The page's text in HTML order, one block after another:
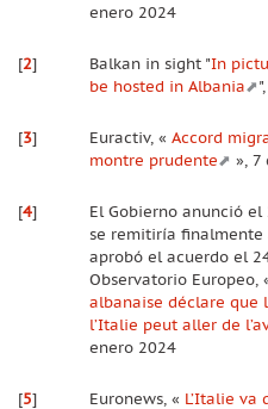
enero 2024
[2] Balkan in sight "In
be hosted in Albania
[3] Euractiv, « Accord
montre prudente
», 7
[4]
El Gobierno anunció
se remitiría
aprobó el acuerdo el
Observatorio Europeo,
albanaise déclare que
l’Italie peut aller de
enero 2024
[5] Euronews, « L’Italie va